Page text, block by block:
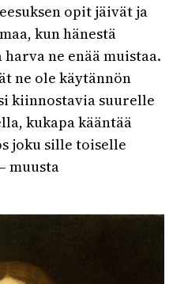
opit jäivät ja
kun hänestä
ne enää muistaa.
ne ole käytännön
kiinnostavia suurelle
kukapa kääntää
joku sille toiselle
muusta